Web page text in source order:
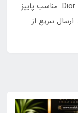
گلی و پودری الهام‌گرفته از Dior Bois d’Argent. مناسب پاییز
سریع از